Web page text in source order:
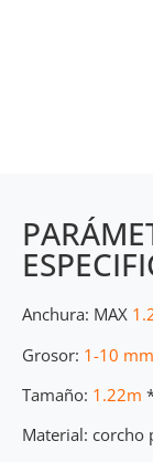
Anchura: MAX
Grosor: 1-10 mm
Tamaño: 1.22m
Material: corcho